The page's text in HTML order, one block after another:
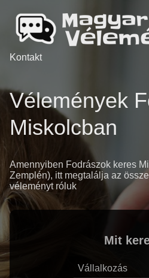
Kontakt
Vélemények
Miskolcban
Amennyiben Fodrászok keres
Zemplén), itt megtalálja az
véleményt róluk
Mit
Vállalkozás